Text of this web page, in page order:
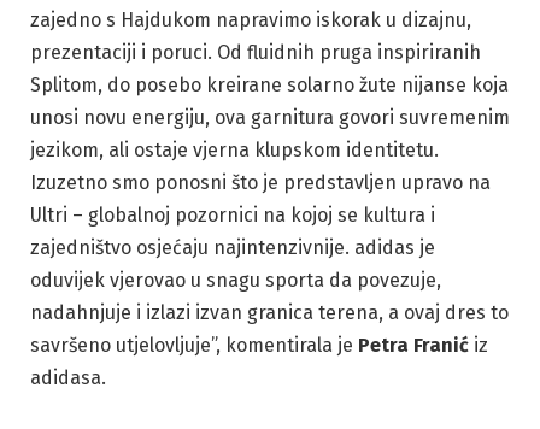
zajedno s Hajdukom napravimo iskorak u dizajnu,
prezentaciji i poruci. Od fluidnih pruga inspiriranih
Splitom, do posebo kreirane solarno žute nijanse koja
unosi novu energiju, ova garnitura govori suvremenim
jezikom, ali ostaje vjerna klupskom identitetu.
Izuzetno smo ponosni što je predstavljen upravo na
Ultri – globalnoj pozornici na kojoj se kultura i
zajedništvo osjećaju najintenzivnije. adidas je
oduvijek vjerovao u snagu sporta da povezuje,
nadahnjuje i izlazi izvan granica terena, a ovaj dres to
savršeno utjelovljuje”, komentirala je Petra Franić iz
adidasa.